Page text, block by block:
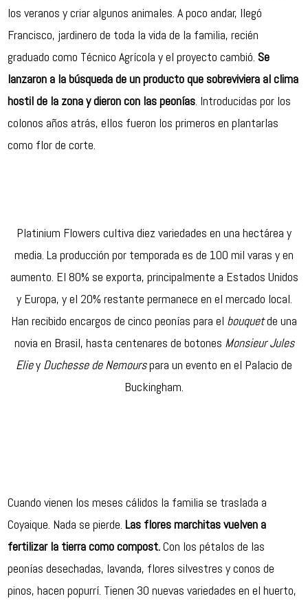
los veranos y criar algunos animales. A poco andar, llegó
Francisco, jardinero de toda la vida de la familia, recién
graduado como Técnico Agrícola y el proyecto cambió.Se
lanzaron a la búsqueda de un producto que sobreviviera al clima
hostil de la zona y dieron con las peonías. Introducidas por los
colonos años atrás, ellos fueron los primeros en plantarlas
como flor de corte.
Platinium Flowers cultiva diez variedades en una hectárea y
media. La producción por temporada es de 100 mil varas y en
aumento. El 80% se exporta, principalmente a Estados Unidos
y Europa, y el 20% restante permanece en el mercado local.
Han recibido encargos de cinco peonías para el bouquetde una
novia en Brasil, hasta centenares de botones Monsieur Jules
Eliey Duchesse de Nemourspara un evento en el Palacio de
Buckingham.
Cuando vienen los meses cálidos la familia se traslada a
Coyaique. Nada se pierde.Las flores marchitas vuelven a
fertilizar la tierra como compost.Con los pétalos de las
peonías desechadas, lavanda, flores silvestres y conos de
pinos, hacen popurrí. Tienen 30 nuevas variedades en el huerto,